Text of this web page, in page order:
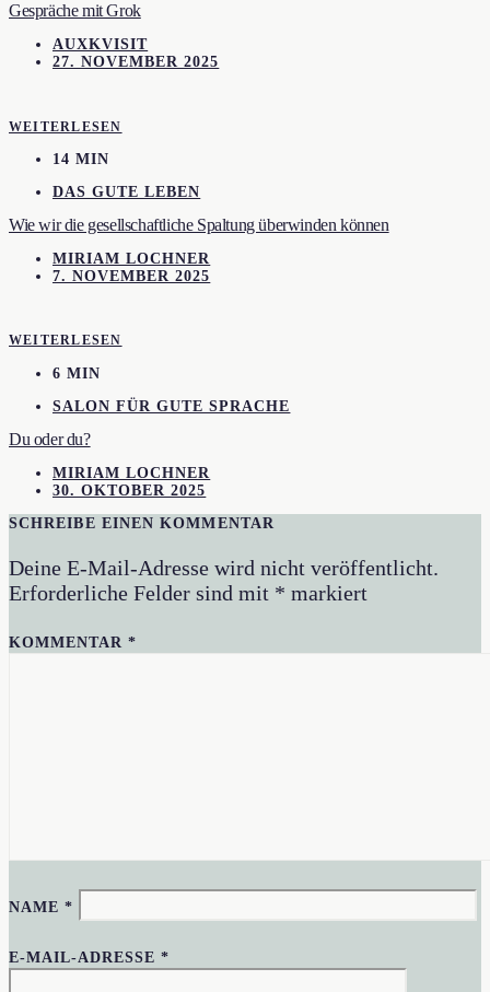
Gespräche mit Grok
AUXKVISIT
27. NOVEMBER 2025
WEITERLESEN
14 MIN
DAS GUTE LEBEN
Wie wir die gesellschaftliche Spaltung überwinden können
MIRIAM LOCHNER
7. NOVEMBER 2025
WEITERLESEN
6 MIN
SALON FÜR GUTE SPRACHE
Du oder du?
MIRIAM LOCHNER
30. OKTOBER 2025
SCHREIBE EINEN KOMMENTAR
Deine E-Mail-Adresse wird nicht veröffentlicht.
Erforderliche Felder sind mit * markiert
KOMMENTAR*
NAME*
E-MAIL-ADRESSE*